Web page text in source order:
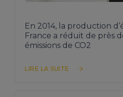
En 2014, la production
France a réduit de près
émissions de CO2
LIRE LA SUITE